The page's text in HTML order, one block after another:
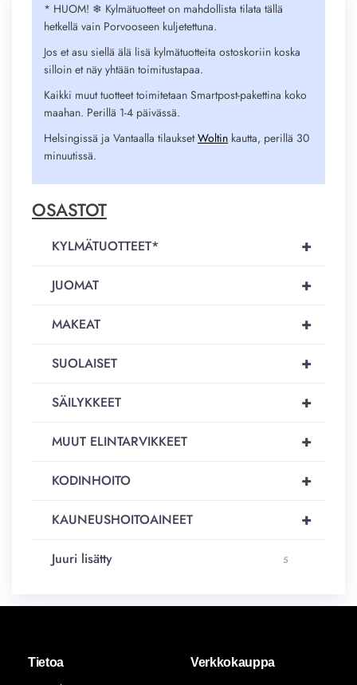
* HUOM! ❄︎ Kylmätuotteet on mahdollista tilata tällä
hetkellä vain Porvooseen kuljetettuna.
Jos et asu siellä älä lisä kylmätuotteita ostoskoriin koska
silloin et näy yhtään toimitustapaa.
Kaikki muut tuotteet toimitetaan Smartpost-pakettina koko
maahan. Perillä 1-4 päivässä.
Helsingissä ja Vantaalla tilauksetWoltin kautta, perillä 30
minuutissä.
OSASTOT
+
KYLMÄTUOTTEET*
+
JUOMAT
+
MAKEAT
+
SUOLAISET
+
SÄILYKKEET
+
MUUT ELINTARVIKKEET
+
KODINHOITO
+
KAUNEUSHOITOAINEET
Juuri lisätty 5
Tietoa Verkkokauppa